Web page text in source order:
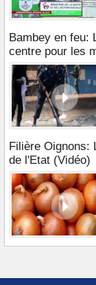
Bambey en feu:
centre pour les
Filière Oignons:
de l'Etat (Vidéo)